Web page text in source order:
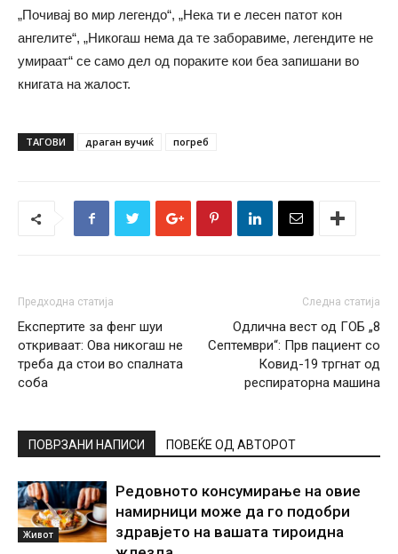
„Почивај во мир легендо“, „Нека ти е лесен патот кон
ангелите“, „Никогаш нема да те заборавиме, легендите не
умираат“ се само дел од пораките кои беа запишани во
книгата на жалост.
ТАГОВИ драган вучиќ погреб
Предходна статија
Експертите за фенг шуи
откриваат: Ова никогаш не
треба да стои во спалната
соба
Следна статија
Одлична вест од ГОБ „8
Септември“: Прв пациент со
Ковид-19 тргнат од
респираторна машина
ПОВРЗАНИ НАПИСИ ПОВЕЌЕ ОД АВТОРОТ
Живот
Редовното консумирање на овие
намирници може да го подобри
здравјето на вашата тироидна